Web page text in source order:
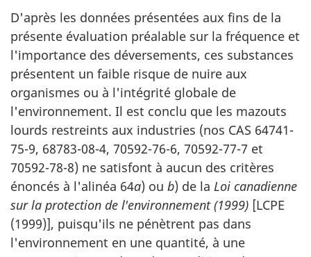
D'après les données présentées aux fins de la
présente évaluation préalable sur la fréquence et
l'importance des déversements, ces substances
présentent un faible risque de nuire aux
organismes ou à l'intégrité globale de
l'environnement. Il est conclu que les mazouts
lourds restreints aux industries (nos CAS 64741-
75-9, 68783-08-4, 70592-76-6, 70592-77-7 et
70592-78-8) ne satisfont à aucun des critères
énoncés à l'alinéa 64a) ou b) de la Loi canadienne
sur la protection de l'environnement (1999) [LCPE
(1999)], puisqu'ils ne pénètrent pas dans
l'environnement en une quantité, à une